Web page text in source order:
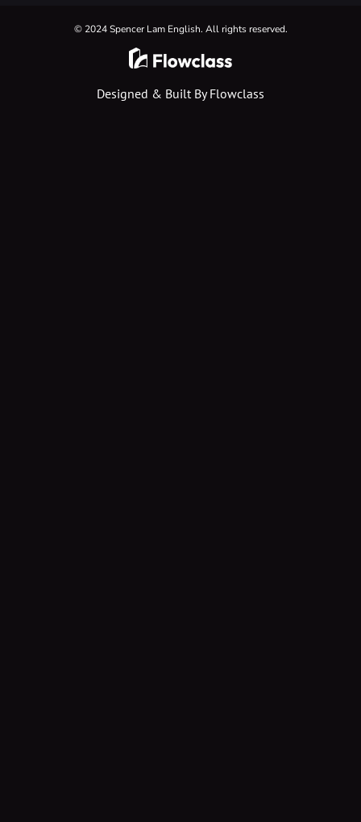
© 2024 Spencer Lam English. All rights reserved.
Designed & Built By Flowclass